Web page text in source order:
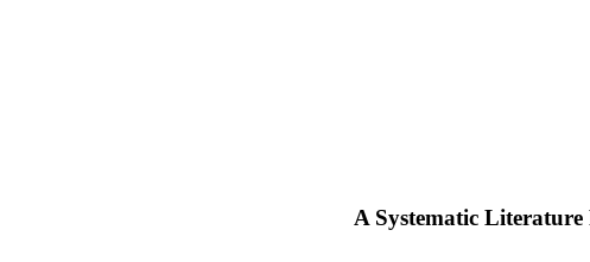
A Systematic